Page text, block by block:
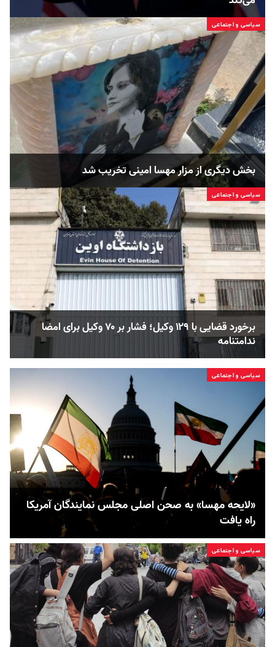
سیاسی و اجتماعی
بخش دیگری از مزار مهسا امینی تخریب شد
سیاسی و اجتماعی
برخورد قضایی با ۱۲۹ وکیل؛ فشار بر ۷۰ وکیل برای امضا
ندامتنامه
سیاسی و اجتماعی
«لایحه مهسا» به صحن اصلی مجلس نمایندگان آمریکا
راه یافت
سیاسی و اجتماعی